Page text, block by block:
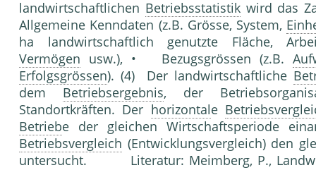
landwirtschaftlichen Betriebsstatistikwird das
Allgemeine Kenndaten (z.B. Grösse, System,
ha landwirtschaftlich genutzte Fläche,
Vermögen usw.), • Bezugsgrössen (z.B.
Erfolgsgrössen). (4) Der landwirtschaftliche
dem Betriebsergebnis, der
Standortkräften. Der horizontale
Betriebe der gleichen Wirtschaftsperiode
Betriebsvergleich (Entwicklungsvergleich) den
untersucht. Literatur: Meimberg, P.,